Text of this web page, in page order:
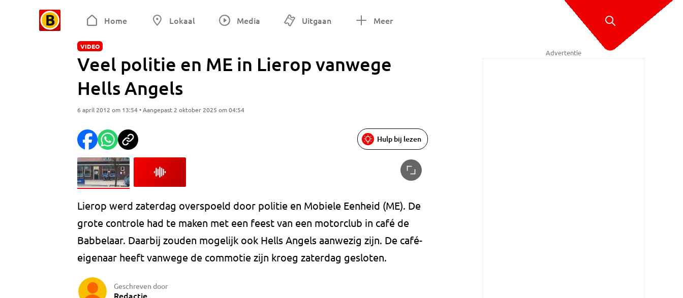
Home Lokaal Media Uitgaan Meer
VIDEO
Veel politie en ME in Lierop vanwege
Hells Angels
6 april 2012 om 13:54 • Aangepast 2 oktober 2025 om 04:54
Hulp bij lezen
Lierop werd zaterdag overspoeld door politie en Mobiele Eenheid (ME). De
grote controle had te maken met een feest van een motorclub in café de
Babbelaar. Daarbij zouden mogelijk ook Hells Angels aanwezig zijn. De café-
eigenaar heeft vanwege de commotie zijn kroeg zaterdag gesloten.
Geschreven door
Redactie
Advertentie